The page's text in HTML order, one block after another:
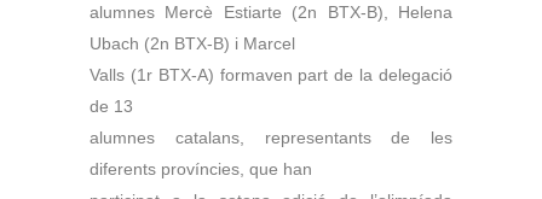
alumnes Mercè Estiarte (2n BTX-B), Helena
Ubach (2n BTX-B) i Marcel
Valls (1r BTX-A) formaven part de la delegació
de 13
alumnes catalans, representants de les
diferents províncies, que han